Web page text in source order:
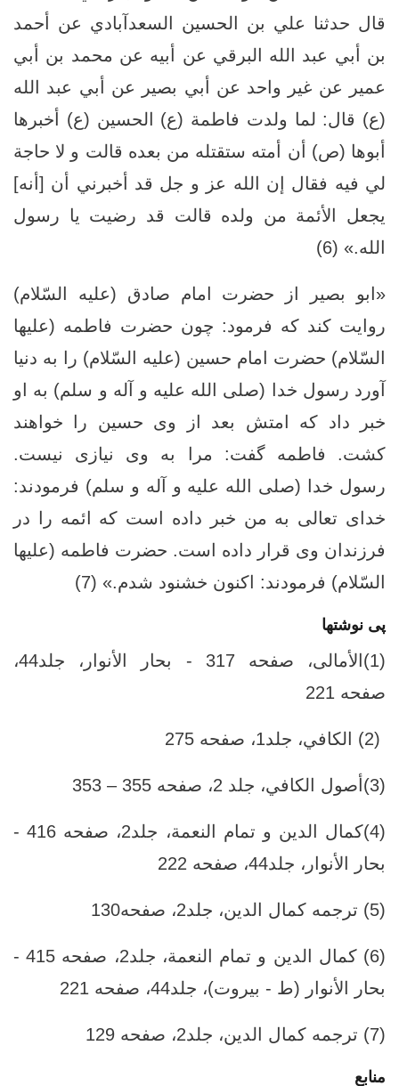
قال حدثنا علي بن الحسين السعدآبادي عن أحمد
بن أبي عبد الله البرقي عن أبيه عن محمد بن أبي
عمير عن غير واحد عن أبي بصير عن أبي عبد الله
(ع) قال: لما ولدت فاطمة (ع) الحسين (ع) أخبرها
أبوها (ص) أن أمته ستقتله من بعده قالت و لا حاجة
لي فيه فقال إن الله عز و جل قد أخبرني أن [أنه‏]
يجعل الأئمة من ولده قالت قد رضيت يا رسول
الله.» (6)
«ابو بصير از حضرت امام صادق (علیه السّلام)
روايت كند كه فرمود: چون حضرت فاطمه (عليها
السّلام) حضرت امام حسین (علیه السّلام) را به دنيا
آورد رسول خدا (صلى الله عليه و آله و سلم) به او
خبر داد كه امتش بعد از وى حسين را خواهند
كشت. فاطمه گفت: مرا به وى نيازى نيست.
رسول خدا (صلى الله عليه و آله و سلم) فرمودند:
خداى تعالى به من خبر داده است كه ائمه را در
فرزندان وى قرار داده است. حضرت فاطمه (عليها
السّلام) فرمودند: اكنون خشنود شدم.» (7)
پی نوشتها
(1)الأمالی، صفحه 317 - بحار الأنوار، جلد‏44،
صفحه 221
(2) الكافي، جلد1‏، صفحه 275
(3)أصول الكافي، جلد ‏2، صفحه 355 – 353
(4)كمال الدين و تمام النعمة، جلد‏2، صفحه 416 -
بحار الأنوار، جلد‏44، صفحه 222
(5) ترجمه كمال الدين، جلد2‏، صفحه130
(6) كمال الدين و تمام النعمة، جلد2‏، صفحه 415 -
بحار الأنوار (ط - بيروت)، جلد‏44، صفحه 221
(7) ترجمه كمال الدين، جلد‏2، صفحه 129
منابع